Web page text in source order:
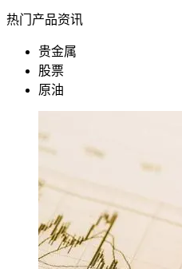
热门产品资讯
贵金属
股票
原油